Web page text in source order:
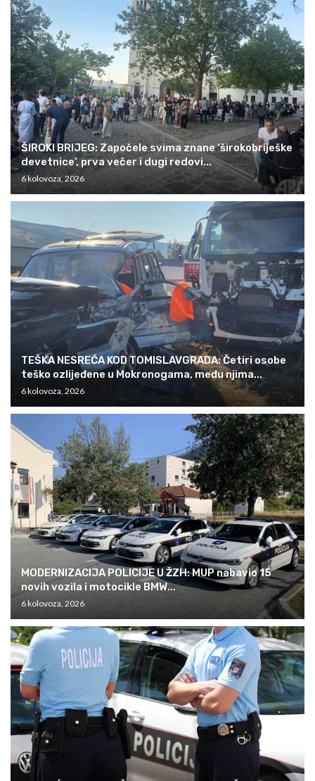
ŠIROKI BRIJEG: Započele svima znane ‘širokobriješke
devetnice’, prva večer i dugi redovi...
6 kolovoza, 2026
TEŠKA NESREĆA KOD TOMISLAVGRADA: Četiri osobe
teško ozlijeđene u Mokronogama, među njima...
6 kolovoza, 2026
MODERNIZACIJA POLICIJE U ŽZH: MUP nabavio 15
novih vozila i motocikle BMW...
6 kolovoza, 2026